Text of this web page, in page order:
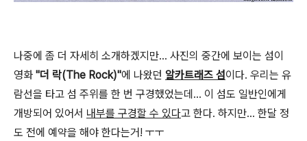
나중에 좀 더 자세히 소개하겠지만... 사진의 중간에 보이는 섬이
영화 "더 락(The Rock)"에 나왔던 알카트래즈 섬 이다. 우리는 유
람선을 타고 섬 주위를 한 번 구경했었는데... 이 섬도 일반인에게
개방되어 있어서 내부를 구경할 수 있다고 한다. 하지만... 한달 정
도 전에 예약을 해야 한다는거! ㅜㅜ